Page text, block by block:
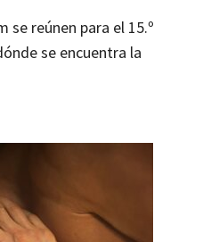
se reúnen para el 15.º
se encuentra la